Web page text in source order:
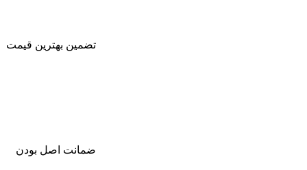
تضمین بهترین قیمت
ضمانت اصل بودن